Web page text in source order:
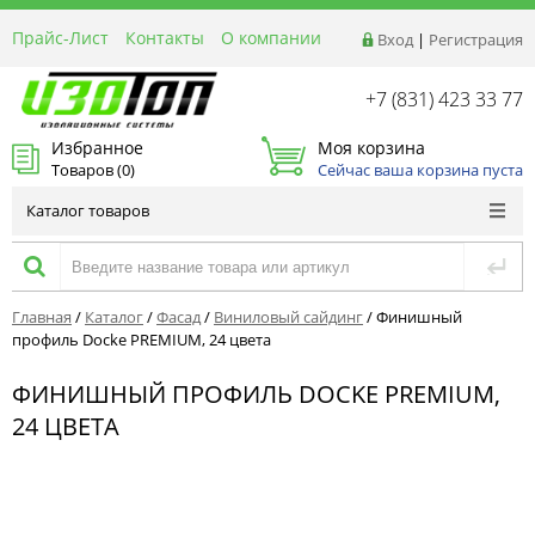
Вход | Регистрация
Прайс-Лист Контакты
О компании
Реквизиты
Доставка
Акции и Распродажи
Оптовым покупателям
+7 (831) 423 33 77
Избранное
Товаров (0)
Моя корзина
Сейчас ваша корзина пуста
Каталог товаров
Главная / Каталог/Фасад/ Виниловый сайдинг/Финишный
профиль Docke PREMIUM, 24 цвета
ФИНИШНЫЙ ПРОФИЛЬ DOCKE PREMIUM,
24 ЦВЕТА